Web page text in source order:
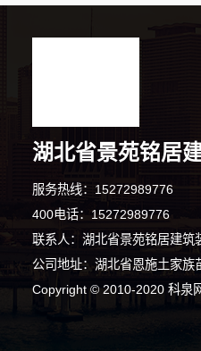
湖北省景苑铭居
服务热线：15272989776
400电话：15272989776
联系人：湖北省景苑铭居建筑
Copyright © 2010-2020 科泉